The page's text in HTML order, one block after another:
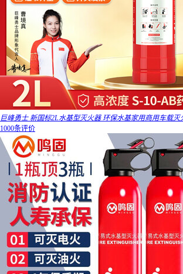
巨峰勇士 新国标2L水基型灭火器 环保水基家用商用车载灭
1000条评价